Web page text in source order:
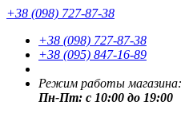
+38 (098) 727-87-38
+38 (098) 727-87-38
+38 (095) 847-16-89
Режим работы магазина:
Пн-Пт: с 10:00 до 19:00